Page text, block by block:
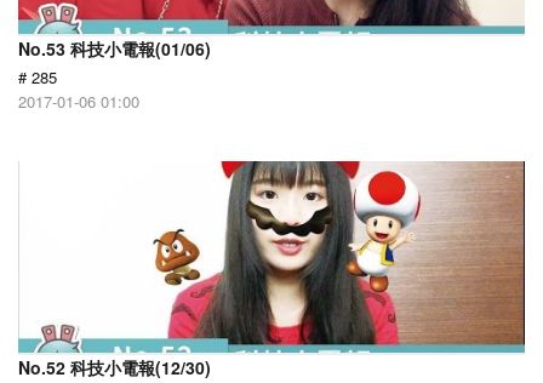
No.53 科技小電報(01/06)
# 285
2017-01-06 01:00
No.52 科技小電報(12/30)